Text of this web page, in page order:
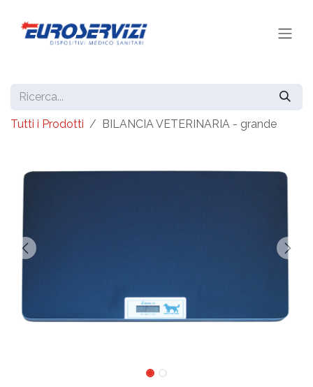
Tutti i Prodotti BILANCIA VETERINARIA - grande